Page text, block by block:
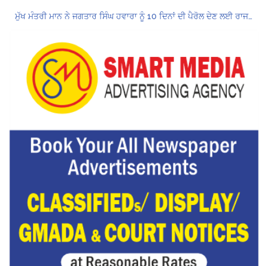
ਮੁੱਖ ਮੰਤਰੀ ਮਾਨ ਨੇ ਜਗਤਾਰ ਸਿੰਘ ਹਵਾਰਾ ਨੂੰ 10 ਦਿਨਾਂ ਦੀ ਪੈਰੋਲ ਦੇਣ ਲਈ ਰਾਜਪਾਲ ਨੂੰ ਲਿਖਿਆ ਪੱਤਰ
Hukamnama Sri Darbar Sahib, Amritsar – Punjabi Dunia
CM ਮਾਨ ਨੇ 866 ਨੌਜਵਾਨਾਂ ਨੂੰ ਸਰਕਾਰੀ ਨੌਕਰੀਆਂ ਦੇ ਨਿਯੁਕਤੀ ਪੱਤਰ ਸੌਂਪੇ